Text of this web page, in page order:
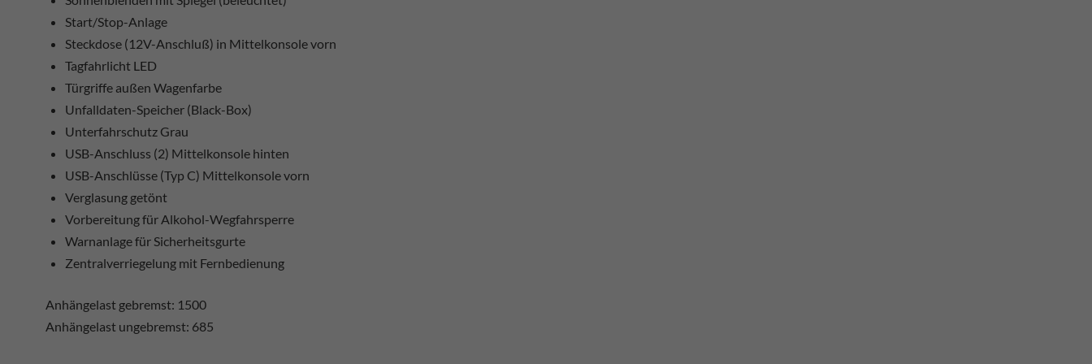
Start/Stop-Anlage
Steckdose (12V-Anschluß) in Mittelkonsole vorn
Tagfahrlicht LED
Türgriffe außen Wagenfarbe
Unfalldaten-Speicher (Black-Box)
Unterfahrschutz Grau
USB-Anschluss (2) Mittelkonsole hinten
USB-Anschlüsse (Typ C) Mittelkonsole vorn
Verglasung getönt
Vorbereitung für Alkohol-Wegfahrsperre
Warnanlage für Sicherheitsgurte
Zentralverriegelung mit Fernbedienung
Anhängelast gebremst: 1500
Anhängelast ungebremst: 685